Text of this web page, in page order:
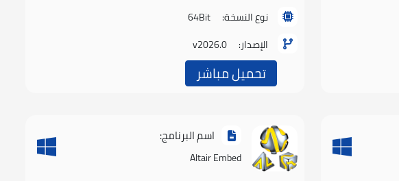
نوع النسخة:
64Bit
الإصدار:
v2026.0
تحميل مباشر
اسم البرنامج:
Altair Embed